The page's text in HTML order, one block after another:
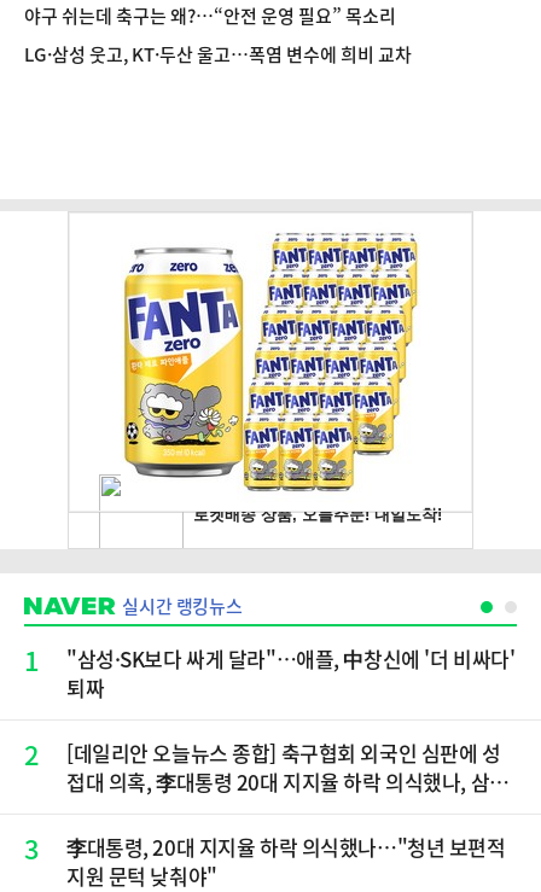
야구 쉬는데 축구는 왜?…“안전 운영 필요” 목소리
LG·삼성 웃고, KT·두산 울고…폭염 변수에 희비 교차
실시간 랭킹뉴스
1
"삼성·SK보다 싸게 달라"…애플, 中창신에 '더 비싸다'
퇴짜
2
[데일리안 오늘뉴스 종합] 축구협회 외국인 심판에 성
접대 의혹, 李대통령 20대 지지율 하락 의식했나, 삼전
재점화, 김민석 "과반 승리 가능성 99%" 등
3
李대통령, 20대 지지율 하락 의식했나…"청년 보편적
지원 문턱 낮춰야"